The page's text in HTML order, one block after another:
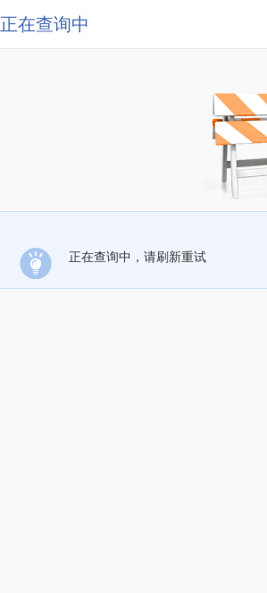
正在查询中
正在查询中，请刷新重试